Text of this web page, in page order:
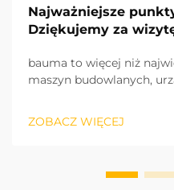
Najważniejsze
Dziękujemy za
bauma to więcej niż
maszyn budowlanych,
międzynarodowy silnik
ZOBACZ WIĘCEJ